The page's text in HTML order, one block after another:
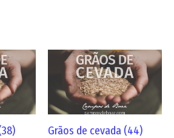
Grãos de cevada (44)